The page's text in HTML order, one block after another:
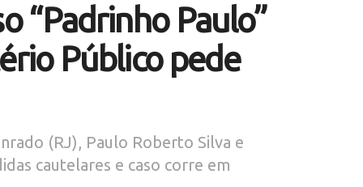
“Padrinho Paulo”
Público pede
(RJ), Paulo Roberto Silva e
cautelares e caso corre em